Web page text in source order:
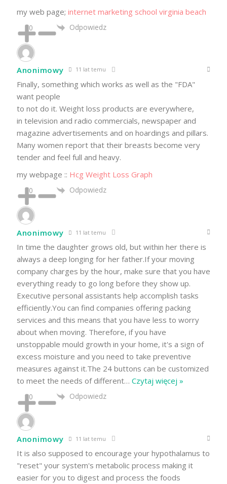
my web page; internet marketing school virginia beach
0 Odpowiedz
Anonimowy 11 lat temu
Finally, something which works as well as the "FDA"
want people
to not do it. Weight loss products are everywhere,
in television and radio commercials, newspaper and
magazine advertisements and on hoardings and pillars.
Many women report that their breasts become very
tender and feel full and heavy.
my webpage :: Hcg Weight Loss Graph
0 Odpowiedz
Anonimowy 11 lat temu
In time the daughter grows old, but within her there is
always a deep longing for her father.If your moving
company charges by the hour, make sure that you have
everything ready to go long before they show up.
Executive personal assistants help accomplish tasks
efficiently.You can find companies offering packing
services and this means that you have less to worry
about when moving. Therefore, if you have
unstoppable mould growth in your home, it's a sign of
excess moisture and you need to take preventive
measures against it.The 24 buttons can be customized
to meet the needs of different… Czytaj więcej »
0 Odpowiedz
Anonimowy 11 lat temu
It is also supposed to encourage your hypothalamus to
"reset" your system's metabolic process making it
easier for you to digest and process the foods